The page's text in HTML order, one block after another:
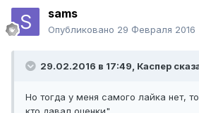
sams
Опубликовано 29 Февраля 2016
29.02.2016 в 17:49, Каспер
Но тогда у меня самого лайка нет,